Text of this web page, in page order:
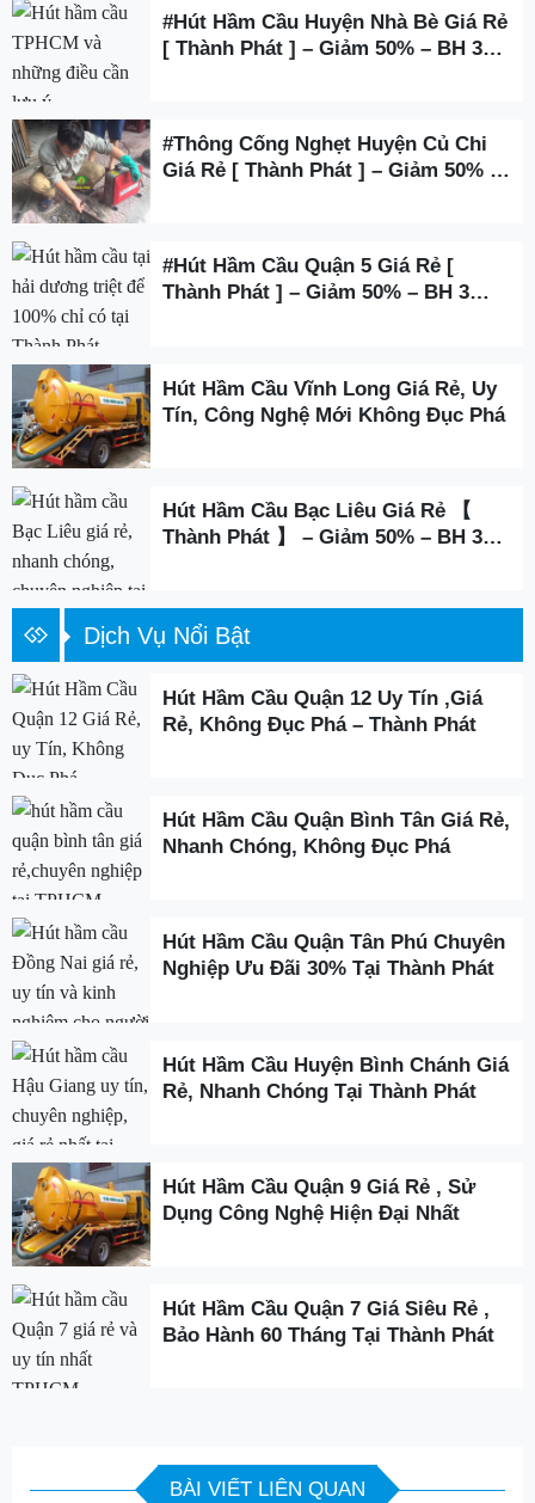
#Hút Hầm Cầu Huyện Nhà Bè Giá Rẻ
[ Thành Phát ] – Giảm 50% – BH 3
#Thông Cống Nghẹt Huyện Củ Chi
Giá Rẻ [ Thành Phát ] – Giảm 50% –
#Hút Hầm Cầu Quận 5 Giá Rẻ [
Thành Phát ] – Giảm 50% – BH 3
Hút Hầm Cầu Vĩnh Long Giá Rẻ, Uy
Tín, Công Nghệ Mới Không Đục Phá
Hút Hầm Cầu Bạc Liêu Giá Rẻ 【
Thành Phát 】 – Giảm 50% – BH 3
Dịch Vụ Nổi Bật
Hút Hầm Cầu Quận 12 Uy Tín ,Giá
Rẻ, Không Đục Phá – Thành Phát
Hút Hầm Cầu Quận Bình Tân Giá Rẻ,
Nhanh Chóng, Không Đục Phá
Hút Hầm Cầu Quận Tân Phú Chuyên
Nghiệp Ưu Đãi 30% Tại Thành Phát
Hút Hầm Cầu Huyện Bình Chánh Giá
Rẻ, Nhanh Chóng Tại Thành Phát
Hút Hầm Cầu Quận 9 Giá Rẻ , Sử
Dụng Công Nghệ Hiện Đại Nhất
Hút Hầm Cầu Quận 7 Giá Siêu Rẻ ,
Bảo Hành 60 Tháng Tại Thành Phát
BÀI VIẾT LIÊN QUAN